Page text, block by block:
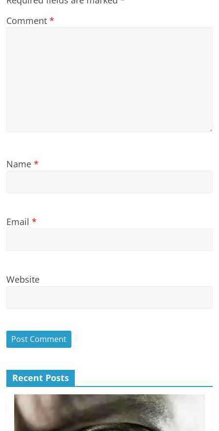
Comment*
Name*
Email*
Website
Recent Posts